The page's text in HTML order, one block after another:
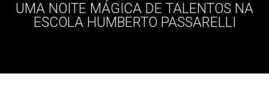
UMA NOITE MÁGICA DE TALENTOS NA
ESCOLA HUMBERTO PASSARELLI